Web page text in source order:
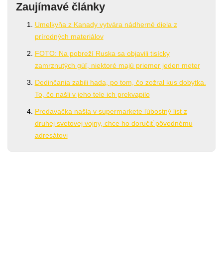
Zaujímavé články
Umelkyňa z Kanady vytvára nádherné diela z
prírodných materiálov
FOTO: Na pobreží Ruska sa objavili tisícky
zamrznutých gúľ, niektoré majú priemer jeden meter
Dedinčania zabili hada, po tom, čo zožral kus dobytka.
To, čo našli v jeho tele ich prekvapilo
Predavačka našla v supermarkete ľúbostný list z
druhej svetovej vojny, chce ho doručiť pôvodnému
adresátovi